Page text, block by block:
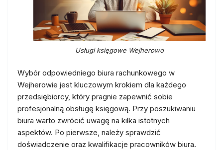
Usługi księgowe Wejherowo
Wybór odpowiedniego biura rachunkowego w
Wejherowie jest kluczowym krokiem dla każdego
przedsiębiorcy, który pragnie zapewnić sobie
profesjonalną obsługę księgową. Przy poszukiwaniu
biura warto zwrócić uwagę na kilka istotnych
aspektów. Po pierwsze, należy sprawdzić
doświadczenie oraz kwalifikacje pracowników biura.